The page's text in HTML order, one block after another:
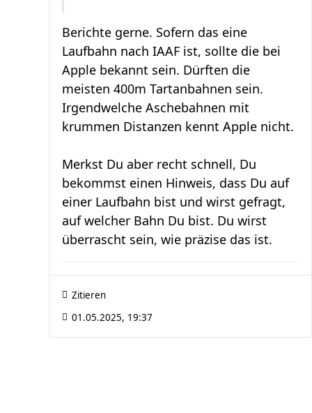
Berichte gerne. Sofern das eine
Laufbahn nach IAAF ist, sollte die bei
Apple bekannt sein. Dürften die
meisten 400m Tartanbahnen sein.
Irgendwelche Aschebahnen mit
krummen Distanzen kennt Apple nicht.
Merkst Du aber recht schnell, Du
bekommst einen Hinweis, dass Du auf
einer Laufbahn bist und wirst gefragt,
auf welcher Bahn Du bist. Du wirst
überrascht sein, wie präzise das ist.
Zitieren
01.05.2025, 19:37